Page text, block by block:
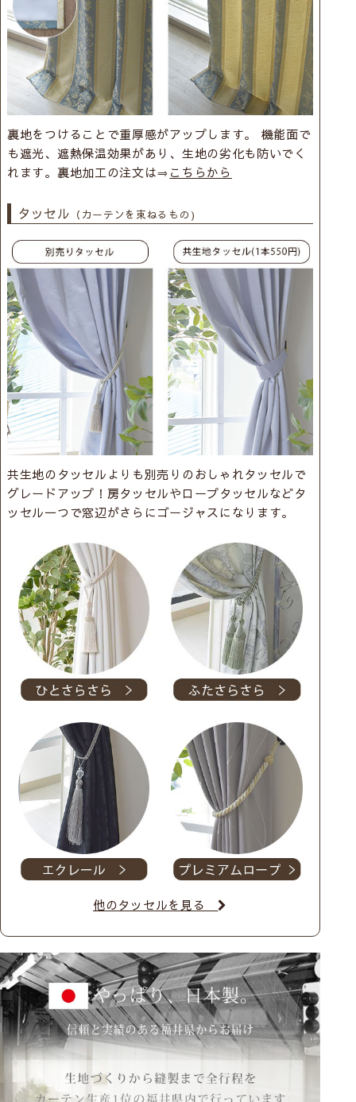
裏地をつけることで重厚感がアップします。 機能面で
も遮光、遮熱保温効果があり、生地の劣化も防いでく
れます。裏地加工の注文は⇒こちらから
タッセル （カーテンを束ねるもの)
共生地のタッセルよりも別売りのおしゃれタッセルで
グレードアップ！房タッセルやロープタッセルなどタ
ッセル一つで窓辺がさらにゴージャスになります。
他のタッセルを見る